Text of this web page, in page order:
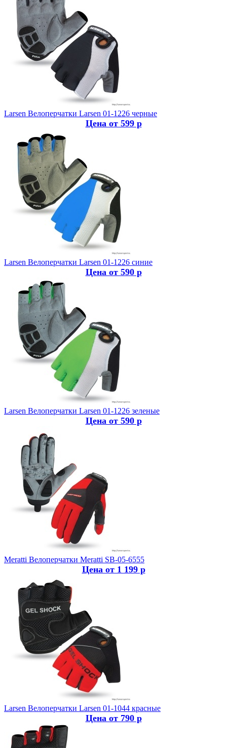
Larsen Велоперчатки Larsen 01-1226 черные
Цена от 599 р
Larsen Велоперчатки Larsen 01-1226 синие
Цена от 590 р
Larsen Велоперчатки Larsen 01-1226 зеленые
Цена от 590 р
Meratti Велоперчатки Meratti SB-05-6555
Цена от 1 199 р
Larsen Велоперчатки Larsen 01-1044 красные
Цена от 790 р